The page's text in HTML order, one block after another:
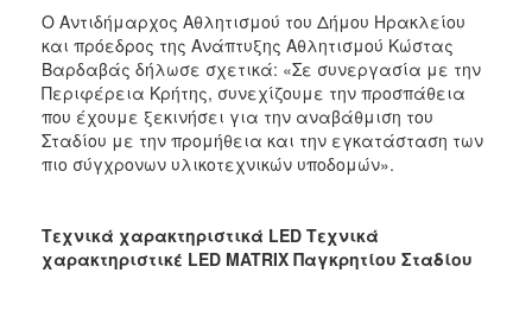
Ο Αντιδήμαρχος Αθλητισμού του Δήμου Ηρακλείου
και πρόεδρος της Ανάπτυξης Αθλητισμού Κώστας
Βαρδαβάς δήλωσε σχετικά: «Σε συνεργασία με την
Περιφέρεια Κρήτης, συνεχίζουμε την προσπάθεια
που έχουμε ξεκινήσει για την αναβάθμιση του
Σταδίου με την προμήθεια και την εγκατάσταση των
πιο σύγχρονων υλικοτεχνικών υποδομών».
Τεχνικά χαρακτηριστικά LED Τεχνικά
χαρακτηριστικέ LED MATRIX Παγκρητίου Σταδίου